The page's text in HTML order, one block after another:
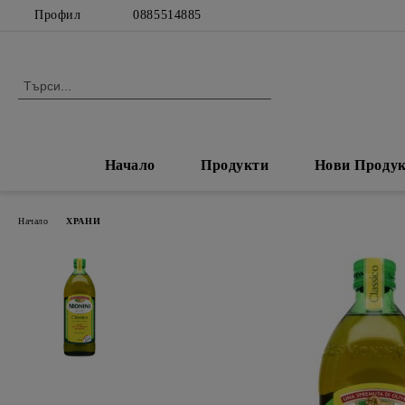
Профил 0885514885
Начало Продукти Нови
Начало ХРАНИ